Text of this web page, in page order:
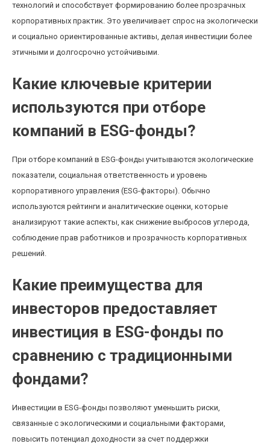
технологий и способствует формированию более прозрачных
корпоративных практик. Это увеличивает спрос на экологически
и социально ориентированные активы, делая инвестиции более
этичными и долгосрочно устойчивыми.
Какие ключевые критерии
используются при отборе
компаний в ESG-фонды?
При отборе компаний в ESG-фонды учитываются экологические
показатели, социальная ответственность и уровень
корпоративного управления (ESG-факторы). Обычно
используются рейтинги и аналитические оценки, которые
анализируют такие аспекты, как снижение выбросов углерода,
соблюдение прав работников и прозрачность корпоративных
решений.
Какие преимущества для
инвесторов предоставляет
инвестиция в ESG-фонды по
сравнению с традиционными
фондами?
Инвестиции в ESG-фонды позволяют уменьшить риски,
связанные с экологическими и социальными факторами,
повысить потенциал доходности за счет поддержки